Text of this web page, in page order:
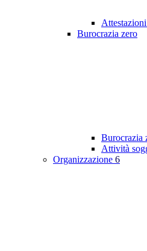
Burocrazia zero
Burocrazia
Attività
Organizzazione 6